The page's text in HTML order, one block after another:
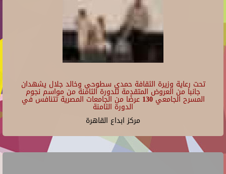
تحت رعاية وزيرة الثقافة حمدي سطوحي وخالد جلال يشهدان
جانبا من العروض المتقدمة للدورة الثامنة من مواسم نجوم
المسرح الجامعي 130 عرضًا من الجامعات المصرية تتنافس في
الدورة الثامنة
مركز ابداع القاهرة